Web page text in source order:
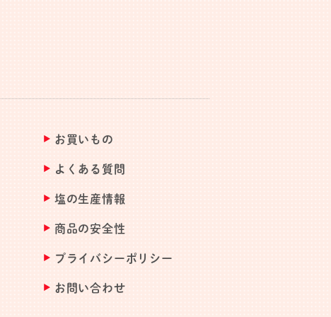
お買いもの
よくある質問
塩の生産情報
商品の安全性
プライバシーポリシー
お問い合わせ